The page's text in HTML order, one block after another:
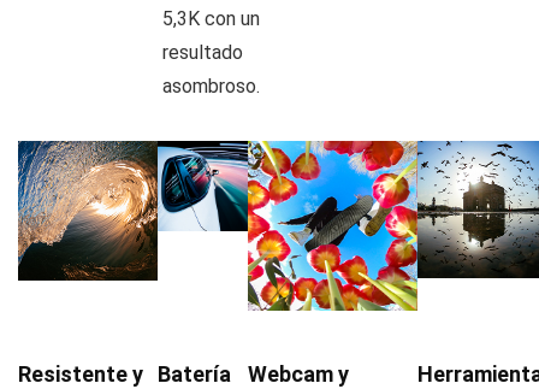
5,3K con un
resultado
asombroso.
Resistente y
Batería
Webcam y